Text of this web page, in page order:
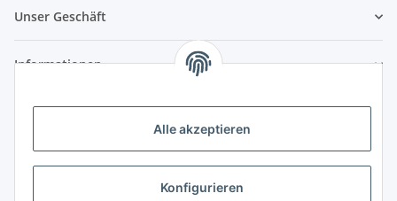
Alle akzeptieren
Konfigurieren
Unser Geschäft
Informationen
Zahlungsmöglichkeiten
Vorkasse (per Bank-Überweisung)
PayPal